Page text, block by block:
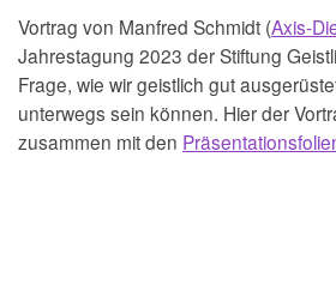
Vortrag von Manfred Schmidt (Axis-
Jahrestagung 2023 der Stiftung
Frage, wie wir geistlich gut
unterwegs sein können. Hier der
zusammen mit den